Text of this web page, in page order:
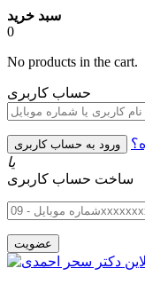
سبد خرید
0
No products in the cart.
حساب کاربری
یا
ساخت حساب کاربری